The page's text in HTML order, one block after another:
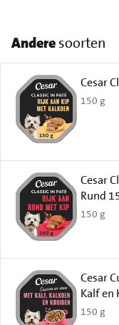
Anderesoorten
Cesar
150 g
Cesar
Rund
150 g
Cesar
Kalf en
150 g